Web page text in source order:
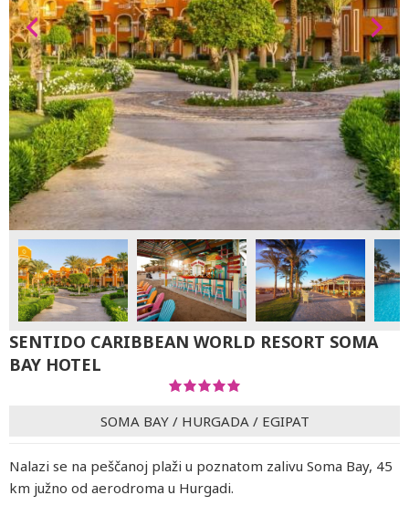
SENTIDO CARIBBEAN WORLD RESORT SOMA
BAY HOTEL
SOMA BAY/ HURGADA / EGIPAT
Nalazi se na peščanoj plaži u poznatom zalivu Soma Bay, 45
km južno od aerodroma u Hurgadi.